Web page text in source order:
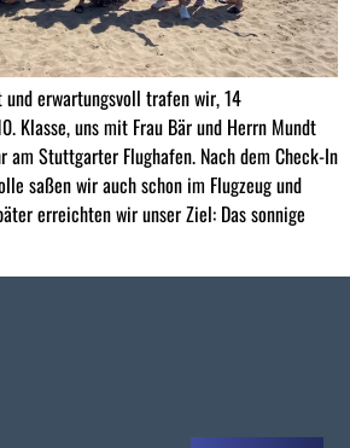
und erwartungsvoll trafen wir, 14
Klasse, uns mit Frau Bär und Herrn Mundt
am Stuttgarter Flughafen. Nach dem Check-In
saßen wir auch schon im Flugzeug und
erreichten wir unser Ziel: Das sonnige